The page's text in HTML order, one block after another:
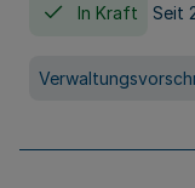
In Kraft Seit